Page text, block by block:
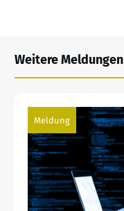
Weitere Meldungen
Meldung